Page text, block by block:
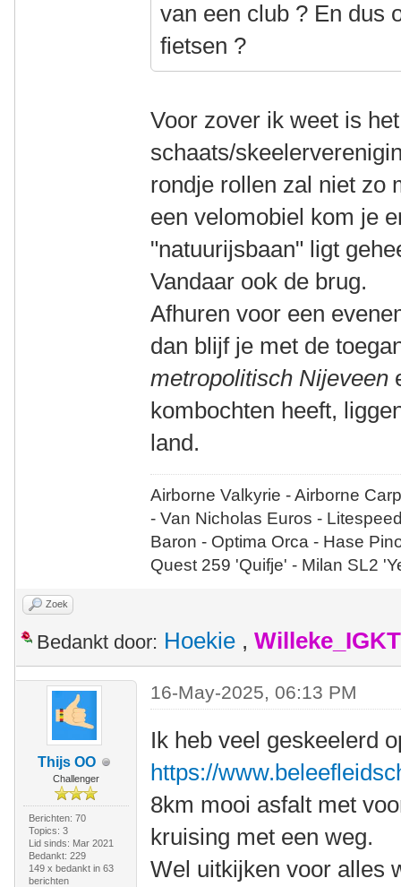
van een club ? En dus
fietsen ?
Voor zover ik weet is
schaats/
rondje rollen zal niet zo
een velomobiel kom je
"natuurijsbaan" ligt
Vandaar ook de brug.
Afhuren voor een
dan blijf je met de
metropolitisch Nijeveen
kombochten heeft,
land.
Airborne Valkyrie - Airborne
- Van Nicholas Euros -
Baron - Optima Orca - Hase
Quest 259 'Quifje' - Milan SL2
Zoek
Bedankt door: Hoekie , Willeke_IGKT
Thijs OO
Challenger
Berichten: 70
Topics: 3
Lid sinds: Mar 2021
Bedankt: 229
149 x bedankt in 63
berichten
16-May-2025, 06:13 PM
Ik heb veel geskeelerd
https://
8km mooi asfalt met
kruising met een weg.
Wel uitkijken voor alles